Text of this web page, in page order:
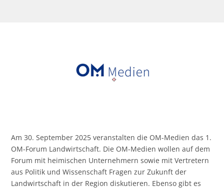
Am 30. September 2025 veranstalten die OM-Medien das 1.
OM-Forum Landwirtschaft. Die OM-Medien wollen auf dem
Forum mit heimischen Unternehmern sowie mit Vertretern
aus Politik und Wissenschaft Fragen zur Zukunft der
Landwirtschaft in der Region diskutieren. Ebenso gibt es